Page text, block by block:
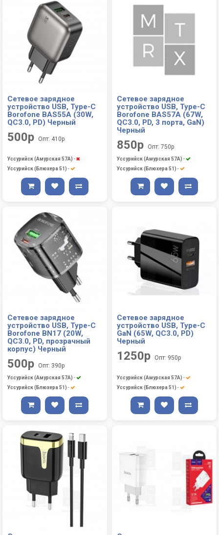
Сетевое зарядное
устройство USB, Type-C
Borofone BAS55A (30W,
QС3.0, PD) Черный
500р Опт: 410р
Уссурийск (Амурская 57А) -
Уссурийск (Блюхера 51) -
Сетевое зарядное
устройство USB, Type-C
Borofone BAS57A (67W,
QС3.0, PD, 3 порта, GaN)
Черный
850р Опт: 750р
Уссурийск (Амурская 57А) -
Уссурийск (Блюхера 51) -
Сетевое зарядное
устройство USB, Type-C
Borofone BN17 (20W,
QC3.0, PD, прозрачный
корпус) Черный
500р Опт: 390р
Уссурийск (Амурская 57А) -
Уссурийск (Блюхера 51) -
Сетевое зарядное
устройство USB, Type-C
GaN (65W, QC3.0, PD)
Черный
1250р Опт: 950р
Уссурийск (Амурская 57А) -
Уссурийск (Блюхера 51) -